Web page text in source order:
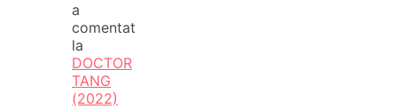
a
comentat
la
DOCTOR
TANG
(2022)